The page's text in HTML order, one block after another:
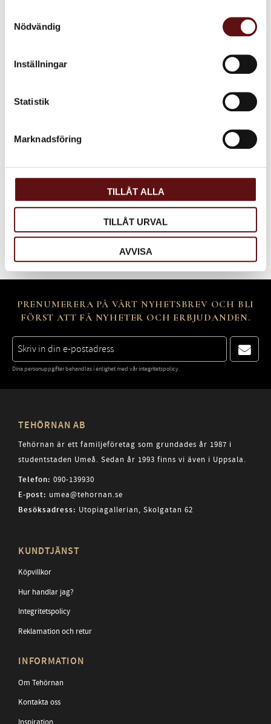
Nödvändig
Inställningar
Statistik
Marknadsföring
TILLÅT ALLA
TILLÅT URVAL
AVVISA
Dela med dig
Omdömen
Bli den första att lämna ett omdöme.
PRENUMERERA PÅ VÅRT NYHETSBREV OCH BLI
FÖRST ATT FÅ NYHETER OCH ERBJUDANDEN.
Dina personuppgifter behandlas i enlighet med vårintegritetspolicy.
TEHÖRNAN AB
Tehörnan är ett familjeföretag som grundades år 1987 i
studentstaden Umeå. Sedan år 1993 finns vi även i Uppsala.
Telefon: 090-139930
E-post: umea@tehornan.se
Besöksadress: Utopiagallerian, Skolgatan 62
KUNDTJÄNST
Köpvillkor
Hur handlar jag?
Integritetspolicy
Reklamation och retur
INFORMATION
Om Tehörnan
Kontakta oss